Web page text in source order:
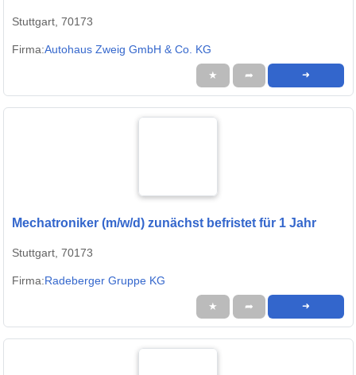
Stuttgart, 70173
Firma:Autohaus Zweig GmbH & Co. KG
★ ➦ ➜
Mechatroniker (m/w/d) zunächst befristet für 1 Jahr
Stuttgart, 70173
Firma:Radeberger Gruppe KG
★ ➦ ➜